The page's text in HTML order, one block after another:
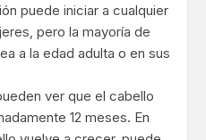
puede iniciar a cualquier
pero la mayoría de
a la edad adulta o en sus
ver que el cabello
12 meses. En